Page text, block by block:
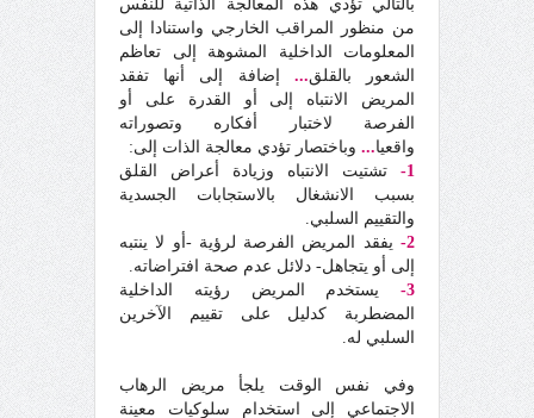
بالتالي تؤدي هذه المعالجة الذاتية للنفس
من منظور المراقب الخارجي واستنادا إلى
المعلومات الداخلية المشوهة إلى تعاظم
الشعور بالقلق... إضافة إلى أنها تفقد
المريض الانتباه إلى أو القدرة على أو
الفرصة لاختبار أفكاره وتصوراته
واقعيا... وباختصار تؤدي معالجة الذات إلى:
1-
تشتيت الانتباه وزيادة أعراض القلق
بسبب الانشغال بالاستجابات الجسدية
والتقييم السلبي.
2-
يفقد المريض الفرصة لرؤية -أو لا ينتبه
إلى أو يتجاهل- دلائل عدم صحة افتراضاته.
3-
يستخدم المريض رؤيته الداخلية
المضطربة كدليل على تقييم الآخرين
السلبي له.
وفي نفس الوقت يلجأ مريض الرهاب
الاجتماعي إلى استخدام سلوكيات معينة